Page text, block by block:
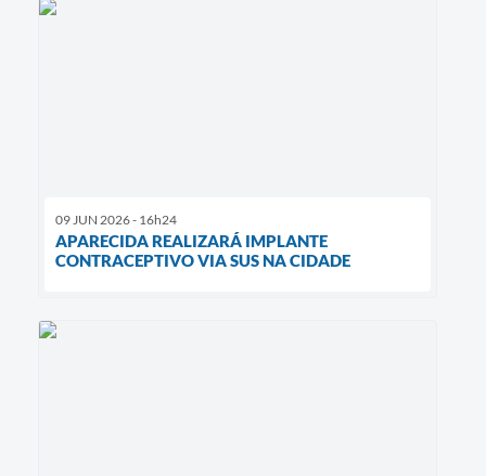
09 JUN 2026 - 16h24
APARECIDA REALIZARÁ IMPLANTE
CONTRACEPTIVO VIA SUS NA CIDADE